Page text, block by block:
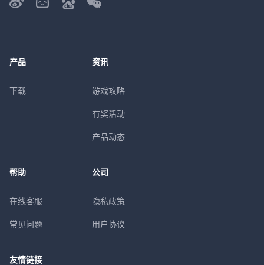
产品
下载
资讯
游戏攻略
有奖活动
产品动态
帮助
在线客服
常见问题
公司
隐私政策
用户协议
友情链接